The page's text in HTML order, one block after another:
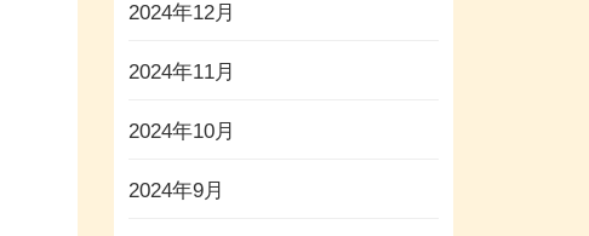
2024年12月
2024年11月
2024年10月
2024年9月